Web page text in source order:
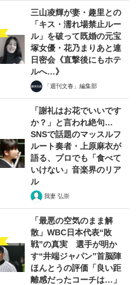
三山凌輝が妻・趣里との
「キス・濡れ場禁止ルー
ル」を破って既婚の元宝
塚女優・花乃まりあと連
日密会《直撃後にもホテ
ルへ…》
「週刊文春」編集部
「謝礼はお花でいいです
か？」と言われ絶句…
SNSで話題のマッスルフ
ルート奏者・上原麻衣が
語る、プロでも「食べて
いけない」音楽界のリア
ル
我妻 弘崇
「最悪の空気のまま解
散」WBC日本代表“敗
戦”の真実 選手が明か
す“井端ジャパン”首脳陣
ほんとうの評価「良い距
離感だったコーチは…」